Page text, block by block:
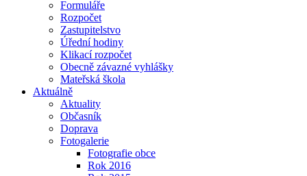
Formuláře
Rozpočet
Zastupitelstvo
Úřední hodiny
Klikací rozpočet
Obecně závazné vyhlášky
Mateřská škola
Aktuálně
Aktuality
Občasník
Doprava
Fotogalerie
Fotografie obce
Rok 2016